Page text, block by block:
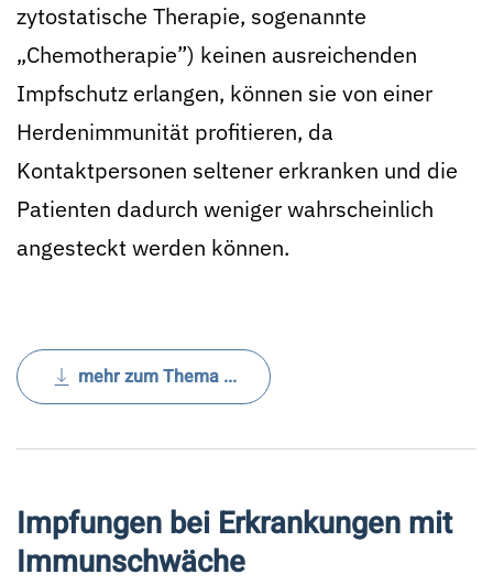
zytostatische Therapie, sogenannte
„Chemotherapie”) keinen ausreichenden
Impfschutz erlangen, können sie von einer
Herdenimmunität profitieren, da
Kontaktpersonen seltener erkranken und die
Patienten dadurch weniger wahrscheinlich
angesteckt werden können.
mehr zum Thema ...
Impfungen bei Erkrankungen mit
Immunschwäche